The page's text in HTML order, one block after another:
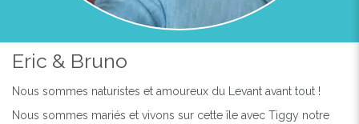
Eric & Bruno
Nous sommes naturistes et amoureux du Levant avant tout !
Nous sommes mariés et vivons sur cette île avec Tiggy notre